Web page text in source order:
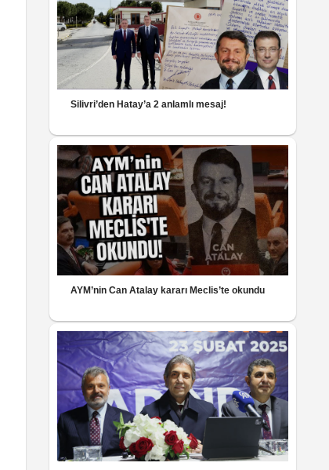
Silivri’den Hatay’a 2 anlamlı mesaj!
AYM’nin Can Atalay kararı Meclis’te okundu